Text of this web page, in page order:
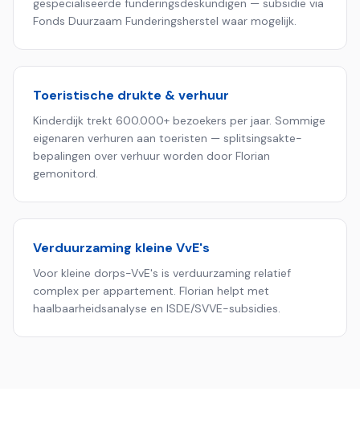
Fonds Duurzaam Funderingsherstel waar mogelijk.
Toeristische drukte & verhuur
Kinderdijk trekt 600.000+ bezoekers per jaar. Sommige
eigenaren verhuren aan toeristen — splitsingsakte-
bepalingen over verhuur worden door Florian
gemonitord.
Verduurzaming kleine VvE's
Voor kleine dorps-VvE's is verduurzaming relatief
complex per appartement. Florian helpt met
haalbaarheids­analyse en ISDE/SVVE-subsidies.